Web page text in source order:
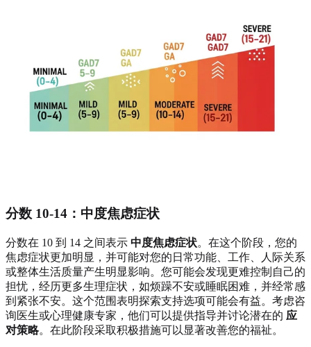
分数 10-14：中度焦虑症状
分数在 10 到 14 之间表示 中度焦虑症状。在这个阶段，您的
焦虑症状更加明显，并可能对您的日常功能、工作、人际关系
或整体生活质量产生明显影响。您可能会发现更难控制自己的
担忧，经历更多生理症状，如烦躁不安或睡眠困难，并经常感
到紧张不安。这个范围表明探索支持选项可能会有益。考虑咨
询医生或心理健康专家，他们可以提供指导并讨论潜在的 应
对策略。在此阶段采取积极措施可以显著改善您的福祉。